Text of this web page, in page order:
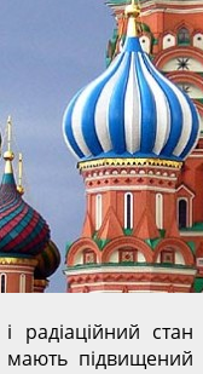
радіаційний стан
мають підвищений